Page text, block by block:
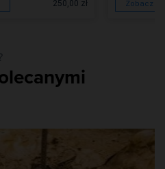
250,00 zł Zobacz